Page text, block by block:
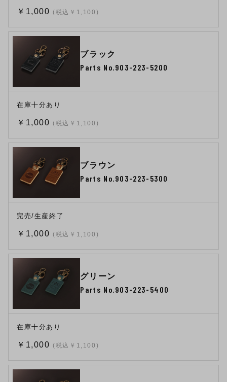
￥1,000 (税込￥1,100)
ブラック
Parts No.903-223-5200
在庫十分あり
￥1,000 (税込￥1,100)
ブラウン
Parts No.903-223-5300
完売/生産終了
￥1,000 (税込￥1,100)
グリーン
Parts No.903-223-5400
在庫十分あり
￥1,000 (税込￥1,100)